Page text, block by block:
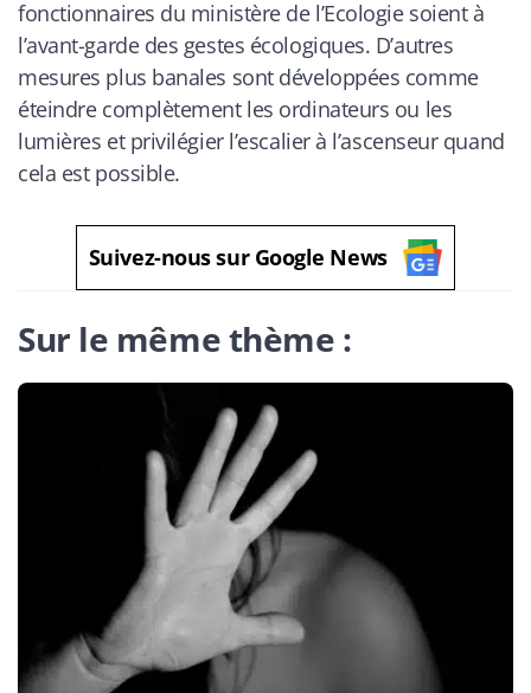
fonctionnaires du ministère de l’Ecologie soient à
l’avant-garde des gestes écologiques. D’autres
mesures plus banales sont développées comme
éteindre complètement les ordinateurs ou les
lumières et privilégier l’escalier à l’ascenseur quand
cela est possible.
Suivez-nous sur Google News
Sur le même thème :